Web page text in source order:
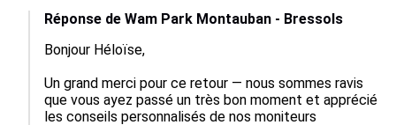
Réponse de Wam Park Montauban - Bressols
Bonjour Héloïse,
Un grand merci pour ce retour — nous sommes ravis
que vous ayez passé un très bon moment et apprécié
les conseils personnalisés de nos moniteurs